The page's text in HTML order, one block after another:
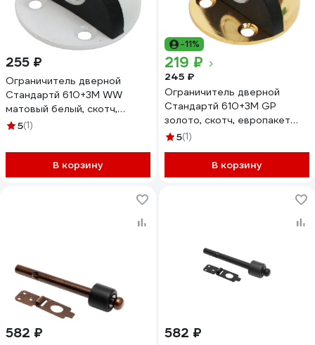
255 ₽
Ограничитель дверной
Стандартй 610+3М WW
матовый белый, скотч,
европакет 15813
5(1)
В корзину
-11%
219 ₽
245 ₽
Ограничитель дверной
Стандартй 610+3М GP
золото, скотч, европакет
15811
5(1)
В корзину
582 ₽ 582 ₽